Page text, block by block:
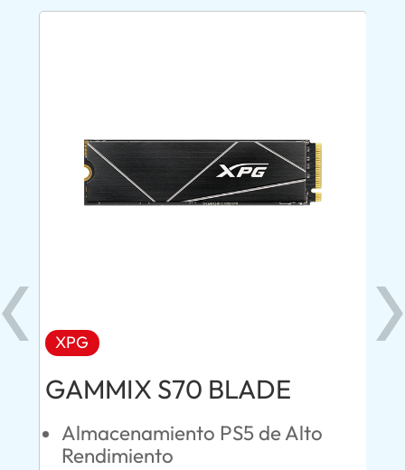
XPG
GAMMIX S70 BLADE
Almacenamiento PS5 de Alto
Rendimiento